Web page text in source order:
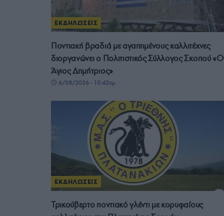
ΕΚΔΗΛΩΣΕΙΣ
Ποντιακή βραδιά με αγαπημένους καλλιτέχνες
διοργανώνει ο Πολιτιστικός Σύλλογος Σκοπού «Ο
Άγιος Δημήτριος»
6/08/2026 - 10:42πμ
ΕΚΔΗΛΩΣΕΙΣ
Τρικούβερτο ποντιακό γλέντι με κορυφαίους